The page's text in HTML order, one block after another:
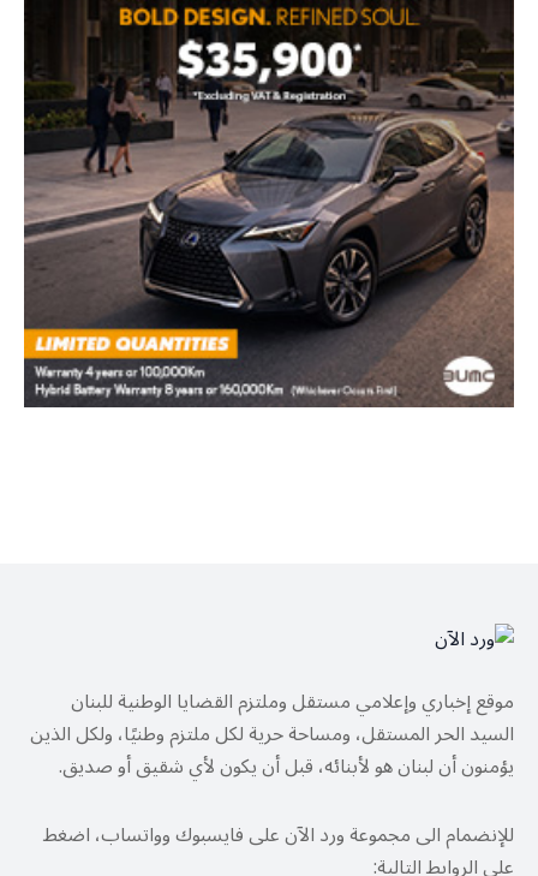
موقع إخباري وإعلامي مستقل وملتزم القضايا الوطنية للبنان
السيد الحر المستقل، ومساحة حرية لكل ملتزم وطنيًا، ولكل الذين
يؤمنون أن لبنان هو لأبنائه، قبل أن يكون لأي شقيق أو صديق.
للإنضمام الى مجموعة ورد الآن على فايسبوك وواتساب، اضغط